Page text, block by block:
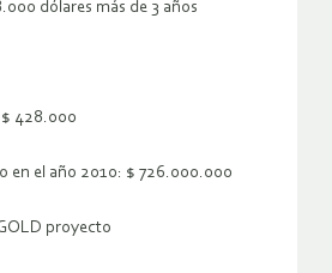
dólares más de 3 años
428.000
en el año 2010: $ 726.000.000
proyecto